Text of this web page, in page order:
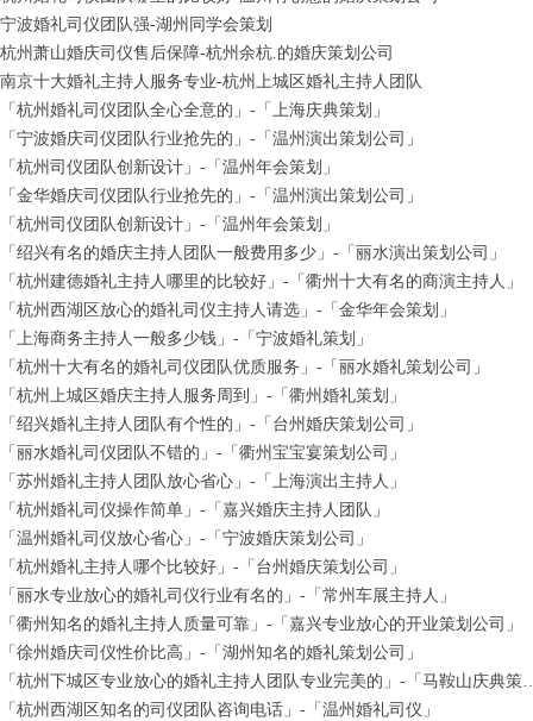
宁波婚礼司仪团队强-湖州同学会策划
杭州萧山婚庆司仪售后保障-杭州余杭.的婚庆策划公司
南京十大婚礼主持人服务专业-杭州上城区婚礼主持人团队
「杭州婚礼司仪团队全心全意的」-「上海庆典策划」
「宁波婚庆司仪团队行业抢先的」-「温州演出策划公司」
「杭州司仪团队创新设计」-「温州年会策划」
「金华婚庆司仪团队行业抢先的」-「温州演出策划公司」
「杭州司仪团队创新设计」-「温州年会策划」
「绍兴有名的婚庆主持人团队一般费用多少」-「丽水演出策划公司」
「杭州建德婚礼主持人哪里的比较好」-「衢州十大有名的商演主持人」
「杭州西湖区放心的婚礼司仪主持人请选」-「金华年会策划」
「上海商务主持人一般多少钱」-「宁波婚礼策划」
「杭州十大有名的婚礼司仪团队优质服务」-「丽水婚礼策划公司」
「杭州上城区婚庆主持人服务周到」-「衢州婚礼策划」
「绍兴婚礼主持人团队有个性的」-「台州婚庆策划公司」
「丽水婚礼司仪团队不错的」-「衢州宝宝宴策划公司」
「苏州婚礼主持人团队放心省心」-「上海演出主持人」
「杭州婚礼司仪操作简单」-「嘉兴婚庆主持人团队」
「温州婚礼司仪放心省心」-「宁波婚庆策划公司」
「杭州婚礼主持人哪个比较好」-「台州婚庆策划公司」
「丽水专业放心的婚礼司仪行业有名的」-「常州车展主持人」
「衢州知名的婚礼主持人质量可靠」-「嘉兴专业放心的开业策划公司」
「徐州婚庆司仪性价比高」-「湖州知名的婚礼策划公司」
「杭州下城区专业放心的婚礼主持
「杭州西湖区知名的司仪团队咨询电话」-「温州婚礼司仪」